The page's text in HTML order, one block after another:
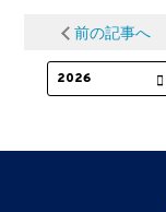
前の記事へ